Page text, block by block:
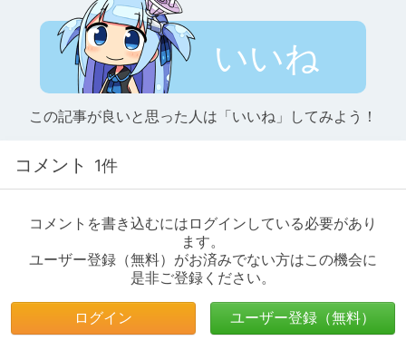
いいね
この記事が良いと思った人は「いいね」してみよう！
コメント 1件
コメントを書き込むにはログインしている必要があり
ます。
ユーザー登録（無料）がお済みでない方はこの機会に
是非ご登録ください。
ログイン ユーザー登録（無料）